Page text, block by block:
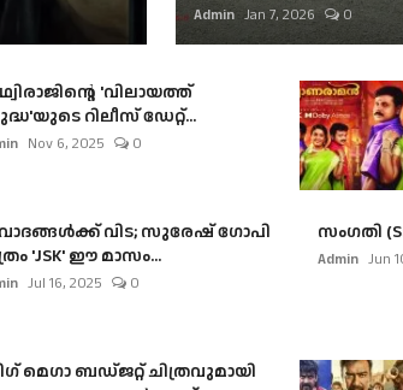
Admin Jan 7, 2026 0
'വിലായത്ത്
റിലീസ് ഡേറ്റ്...
Nov 6, 2025 0
വിട; സുരേഷ് ഗോപി
'JSK' ഈ മാസം...
Jul 16, 2025 0
സംഗതി
Admin Jun
മെഗാ ബഡ്ജറ്റ് ചിത്രവുമായി